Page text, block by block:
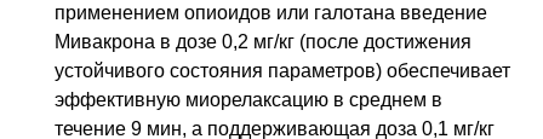
применением опиоидов или галотана введение
Мивакрона в дозе 0,2 мг/кг (после достижения
устойчивого состояния параметров) обеспечивает
эффективную миорелаксацию в среднем в
течение 9 мин, а поддерживающая доза 0,1 мг/кг